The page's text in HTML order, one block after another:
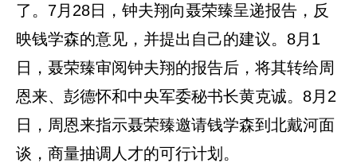
了。7月28日，钟夫翔向聂荣臻呈递报告，反
映钱学森的意见，并提出自己的建议。8月1
日，聂荣臻审阅钟夫翔的报告后，将其转给周
恩来、彭德怀和中央军委秘书长黄克诚。8月2
日，周恩来指示聂荣臻邀请钱学森到北戴河面
谈，商量抽调人才的可行计划。